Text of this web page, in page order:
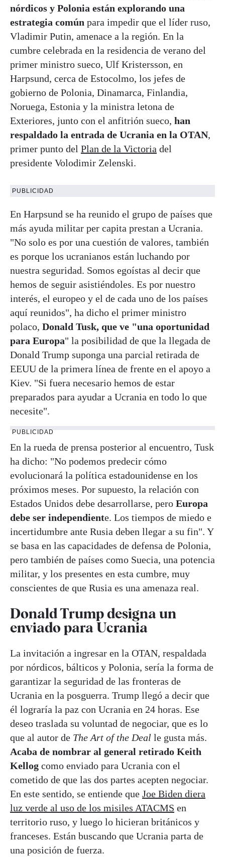
nórdicos y Polonia están explorando una
estrategia común para impedir que el líder ruso,
Vladimir Putin, amenace a la región. En la
cumbre celebrada en la residencia de verano del
primer ministro sueco, Ulf Kristersson, en
Harpsund, cerca de Estocolmo, los jefes de
gobierno de Polonia, Dinamarca, Finlandia,
Noruega, Estonia y la ministra letona de
Exteriores, junto con el anfitrión sueco, han
respaldado la entrada de Ucrania en la OTAN,
primer punto del Plan de la Victoria del
presidente Volodimir Zelenski.
PUBLICIDAD
En Harpsund se ha reunido el grupo de países que
más ayuda militar per capita prestan a Ucrania.
"No solo es por una cuestión de valores, también
es porque los ucranianos están luchando por
nuestra seguridad. Somos egoístas al decir que
hemos de seguir asistiéndoles. Es por nuestro
interés, el europeo y el de cada uno de los países
aquí reunidos", ha dicho el primer ministro
polaco, Donald Tusk, que ve "una oportunidad
para Europa" la posibilidad de que la llegada de
Donald Trump suponga una parcial retirada de
EEUU de la primera línea de frente en el apoyo a
Kiev. "Si fuera necesario hemos de estar
preparados para ayudar a Ucrania en todo lo que
necesite".
PUBLICIDAD
En la rueda de prensa posterior al encuentro, Tusk
ha dicho: "No podemos predecir cómo
evolucionará la política estadounidense en los
próximos meses. Por supuesto, la relación con
Estados Unidos debe desarrollarse, pero Europa
debe ser independiente. Los tiempos de miedo e
incertidumbre ante Rusia deben llegar a su fin". Y
se basa en las capacidades de defensa de Polonia,
pero también de países como Suecia, una potencia
militar, y los presentes en esta cumbre, muy
conscientes de que Rusia es una amenaza real.
Donald Trump designa un
enviado para Ucrania
La invitación a ingresar en la OTAN, respaldada
por nórdicos, bálticos y Polonia, sería la forma de
garantizar la seguridad de las fronteras de
Ucrania en la posguerra. Trump llegó a decir que
él lograría la paz con Ucrania en 24 horas. Ese
deseo traslada su voluntad de negociar, que es lo
que al autor de The Art of the Deal le gusta más.
Acaba de nombrar al general retirado Keith
Kellog como enviado para Ucrania con el
cometido de que las dos partes acepten negociar.
En este sentido, se entiende que Joe Biden diera
luz verde al uso de los misiles ATACMS en
territorio ruso, y luego lo hicieran británicos y
franceses. Están buscando que Ucrania parta de
una posición de fuerza.